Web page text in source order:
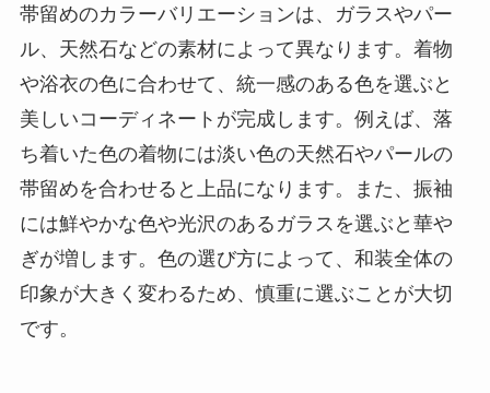
帯留めのカラーバリエーションは、ガラスやパー
ル、天然石などの素材によって異なります。着物
や浴衣の色に合わせて、統一感のある色を選ぶと
美しいコーディネートが完成します。例えば、落
ち着いた色の着物には淡い色の天然石やパールの
帯留めを合わせると上品になります。また、振袖
には鮮やかな色や光沢のあるガラスを選ぶと華や
ぎが増します。色の選び方によって、和装全体の
印象が大きく変わるため、慎重に選ぶことが大切
です。